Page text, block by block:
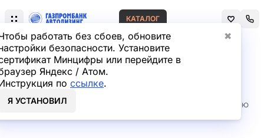
работать без сбоев, обновите
безопасности. Установите
Минцифры или перейдите в
Яндекс / Атом.
по ссылке.
Я УСТАНОВИЛ
✖
КАТАЛОГ
Главная Лизинг легковых автомобилей
СТРАНИЦА НЕ НАЙДЕНА
Но мы точно знаем, где искать нужную вам информацию